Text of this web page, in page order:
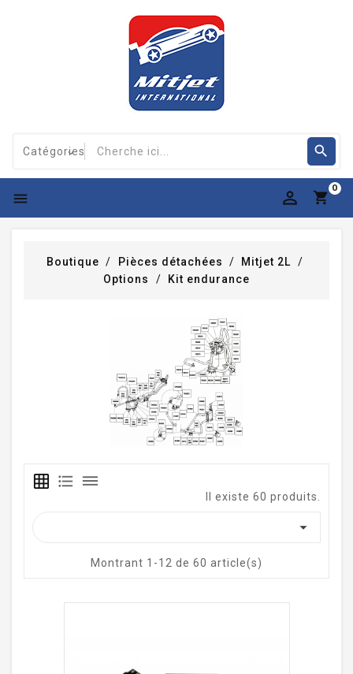

0
Boutique Pièces détachées
Mitjet 2L
Options
Kit endurance
grid_on format_list_bulleted dehaze
Il existe 60 produits.

Montrant 1-12 de 60 article(s)